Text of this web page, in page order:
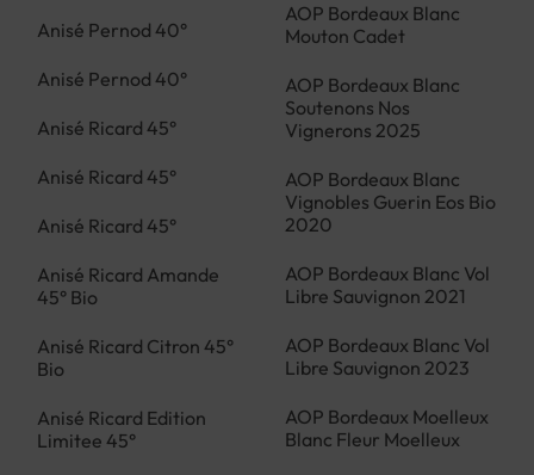
Anisé Pernod 40°
Anisé Pernod 40°
Anisé Ricard 45°
Anisé Ricard 45°
Anisé Ricard 45°
Anisé Ricard Amande
45° Bio
Anisé Ricard Citron 45°
Bio
Anisé Ricard Edition
Limitee 45°
AOP Bordeaux Blanc
Mouton Cadet
AOP Bordeaux Blanc
Soutenons Nos
Vignerons 2025
AOP Bordeaux Blanc
Vignobles Guerin Eos Bio
2020
AOP Bordeaux Blanc Vol
Libre Sauvignon 2021
AOP Bordeaux Blanc Vol
Libre Sauvignon 2023
AOP Bordeaux Moelleux
Blanc Fleur Moelleux